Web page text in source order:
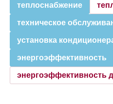
теплоснабжение
техническое
установка
энергоэффективность
энергоэффективность